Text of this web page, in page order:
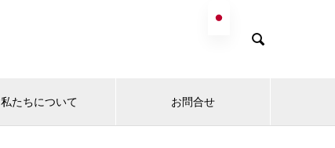

私たちについて お問合せ